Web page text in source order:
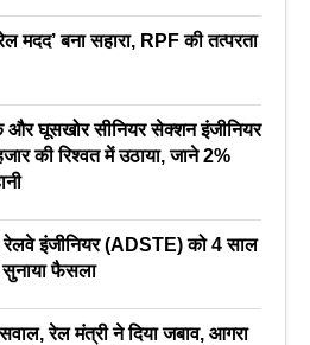
मदद’ बना सहारा, RPF की तत्परता
घूसखोर सीनियर सेक्शन इंजीनियर
की रिश्वत में उठाया, जाने 2%
रेलवे इंजीनियर (ADSTE) को 4 साल
सुनाया फैसला
रेल मंत्री ने दिया जबाव, आगरा